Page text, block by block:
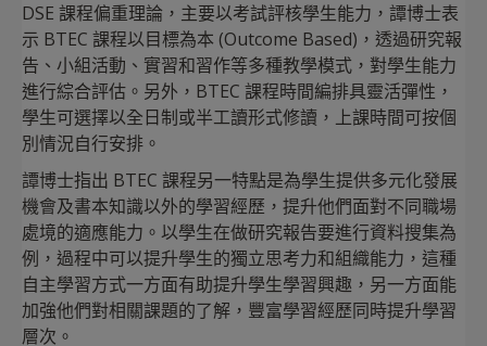
DSE 課程偏重理論，主要以考試評核學生能力，譚博士表
示 BTEC 課程以目標為本 (Outcome Based)，透過研究報
告、小組活動、實習和習作等多種教學模式，對學生能力
進行綜合評估。另外，BTEC 課程時間編排具靈活彈性，
學生可選擇以全日制或半工讀形式修讀，上課時間可按個
別情況自行安排。
譚博士指出 BTEC 課程另一特點是為學生提供多元化發展
機會及書本知識以外的學習經歷，提升他們面對不同職場
處境的適應能力。以學生在做研究報告要進行資料搜集為
例，過程中可以提升學生的獨立思考力和組織能力，這種
自主學習方式一方面有助提升學生學習興趣，另一方面能
加強他們對相關課題的了解，豐富學習經歷同時提升學習
層次。